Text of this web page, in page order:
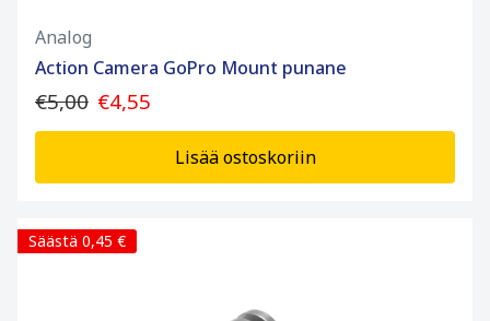
Analog
Action Camera GoPro Mount punane
€5,00 €4,55
Lisää ostoskoriin
Säästä 0,45 €